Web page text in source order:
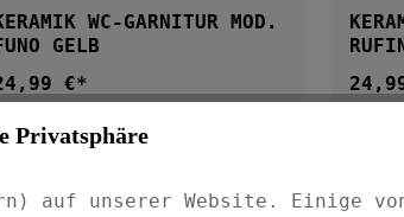
WC-GARNITUR MOD.
GELB
Preis:
€*
Privatsphäre
auf unserer Website. Einige